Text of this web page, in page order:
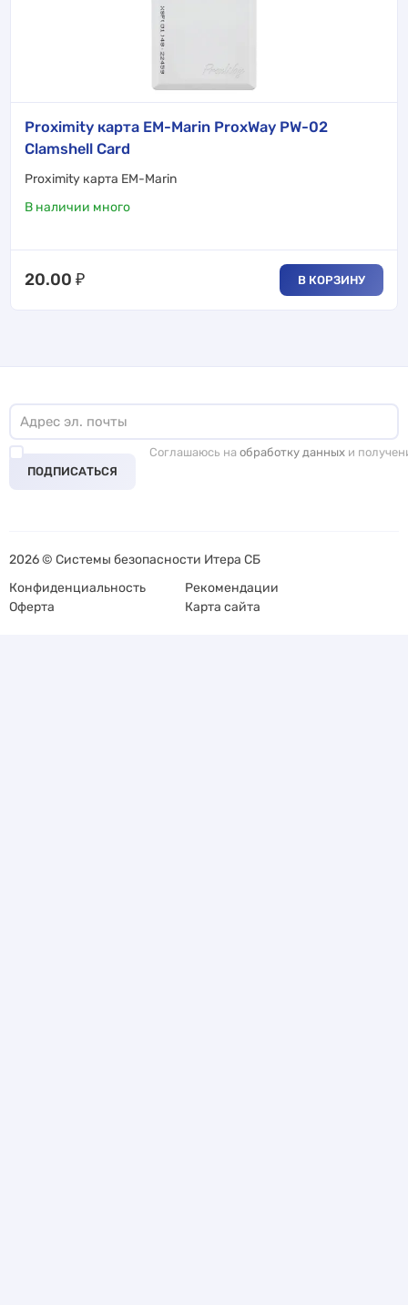
Proximity карта EM-Marin ProxWay PW-02
Clamshell Card
Proximity карта EM-Marin
В наличии много
20.00 ₽ В КОРЗИНУ
ПОДПИСАТЬСЯ
Соглашаюсь на обработку данных и
2026 © Системы безопасности Итера СБ
Конфиденциальность
Рекомендации
Оферта
Карта сайта